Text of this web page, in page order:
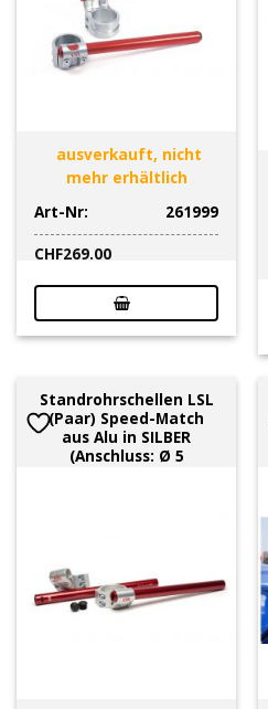
ausverkauft, nicht
mehr erhältlich
Art-Nr:
261999
CHF269.00
Standrohrschellen LSL
(Paar) Speed-Match
aus Alu in SILBER
(Anschluss: Ø 5